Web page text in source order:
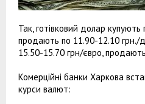
Так, готівковий долар
продають по 11.90-12.10 грн./
15.50-15.70 грн/євро,
Комерційні банки Харкова
курси валют: